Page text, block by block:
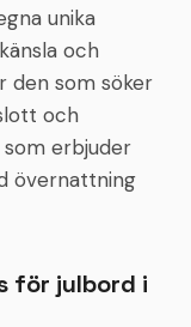
unika
och
den som söker
och
erbjuder
övernattning
för julbord i